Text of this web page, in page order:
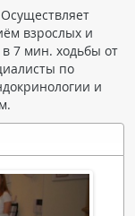
взрослых и
7 мин. ходьбы от
по
и